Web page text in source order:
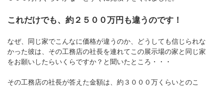
これだけでも、約２５００万円も違うのです！
なぜ、同じ家でこんなに価格が違うのか、どうしても信じられな
かった彼は、その工務店の社長を連れてこの展示場の家と同じ家
をお願いしたらいくらですか？と聞いたところ・・・
その工務店の社長が答えた金額は、約３０００万くらいとのこ